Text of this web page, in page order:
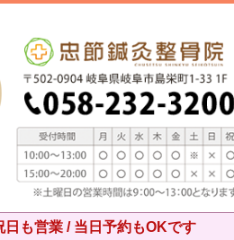
日も営業 / 当日予約もOKです